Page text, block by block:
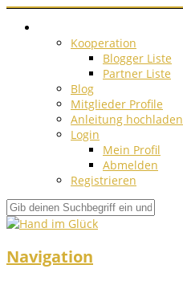
Kooperation
Blogger Liste
Partner Liste
Blog
Mitglieder Profile
Anleitung hochladen
Login
Mein Profil
Abmelden
Registrieren
Navigation